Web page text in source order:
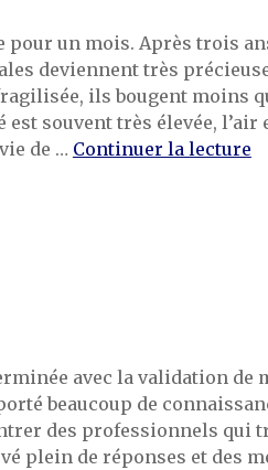
pour un mois. Après trois
deviennent très
ils bougent moins
est souvent très élevée,
de … Continuer la lecture
avec la validation de
beaucoup de
des professionnels qui
plein de réponses et des